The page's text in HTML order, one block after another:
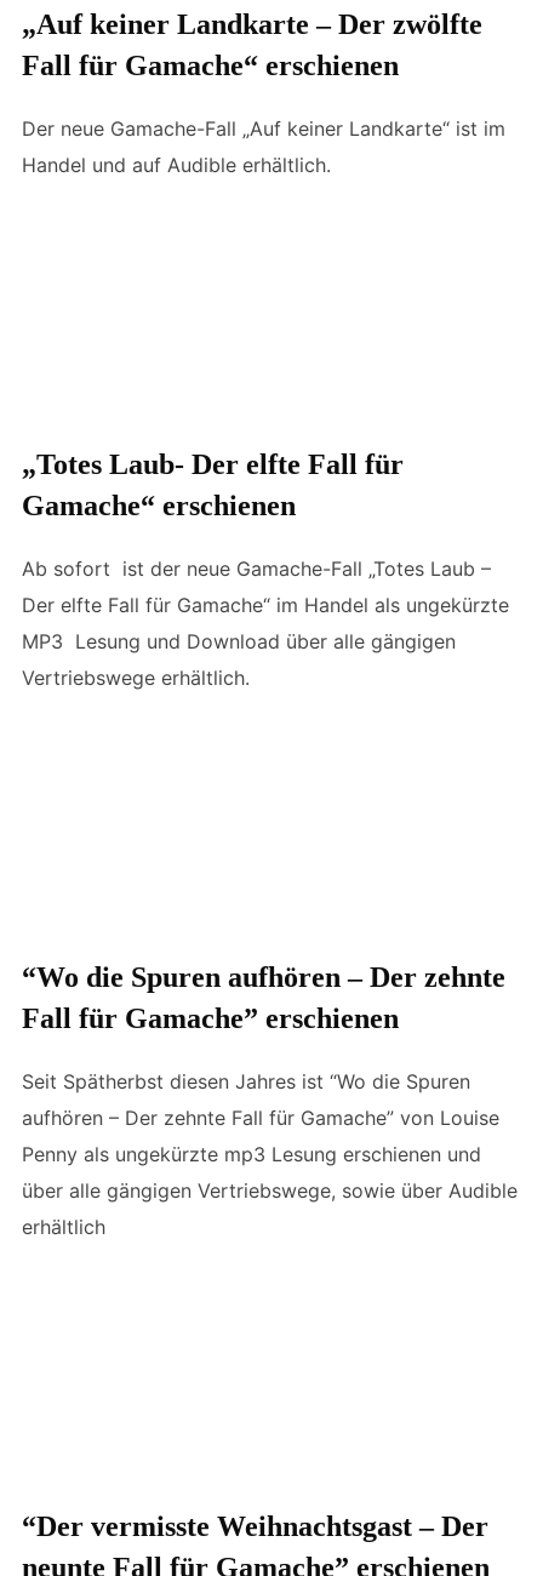
„Auf keiner Landkarte – Der zwölfte
Fall für Gamache“ erschienen
Der neue Gamache-Fall „Auf keiner Landkarte“ ist im
Handel und auf Audible erhältlich.
„Totes Laub- Der elfte Fall für
Gamache“ erschienen
Ab sofort ist der neue Gamache-Fall „Totes Laub –
Der elfte Fall für Gamache“ im Handel als ungekürzte
MP3 Lesung und Download über alle gängigen
Vertriebswege erhältlich.
“Wo die Spuren aufhören – Der zehnte
Fall für Gamache” erschienen
Seit Spätherbst diesen Jahres ist “Wo die Spuren
aufhören – Der zehnte Fall für Gamache” von Louise
Penny als ungekürzte mp3 Lesung erschienen und
über alle gängigen Vertriebswege, sowie über Audible
erhältlich
“Der vermisste Weihnachtsgast – Der
neunte Fall für Gamache” erschienen